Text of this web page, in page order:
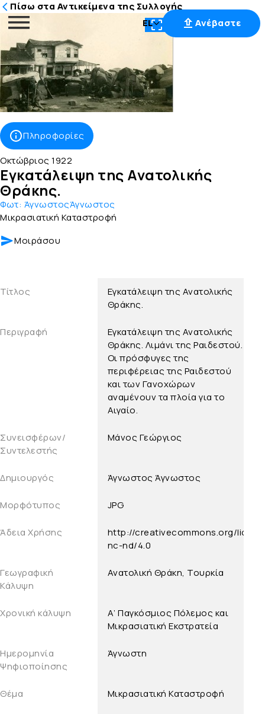
Μετάβαση
στο
περιεχόμενο
EL Ανέβαστε
Πίσω στα Αντικείμενα της Συλλογής
Πληροφορίες
Οκτώβριος 1922
Εγκατάλειψη της Ανατολικής
Θράκης.
Φωτ: ΆγνωστοςΆγνωστος
Μικρασιατική Καταστροφή
Μοιράσου
Τίτλος
Εγκατάλειψη της Ανατολικής
Θράκης.
Περιγραφή
Εγκατάλειψη της Ανατολικής
Θράκης. Λιμάνι της Ραιδεστού.
Οι πρόσφυγες της
περιφέρειας της Ραιδεστού
και των Γανοχώρων
αναμένουν τα πλοία για το
Αιγαίο.
Συνεισφέρων/
Συντελεστής
Μάνος Γεώργιος
Δημιουργός Άγνωστος Άγνωστος
Μορφότυπος JPG
Άδεια Χρήσης
http://creativecommons.org/
nc-nd/4.0
Γεωγραφική
Κάλυψη
Ανατολική Θράκη, Τουρκία
Χρονική κάλυψη
Α’ Παγκόσμιος Πόλεμος και
Μικρασιατική Εκστρατεία
Ημερομηνία
Ψηφιοποίησης
Άγνωστη
Θέμα Μικρασιατική Καταστροφή